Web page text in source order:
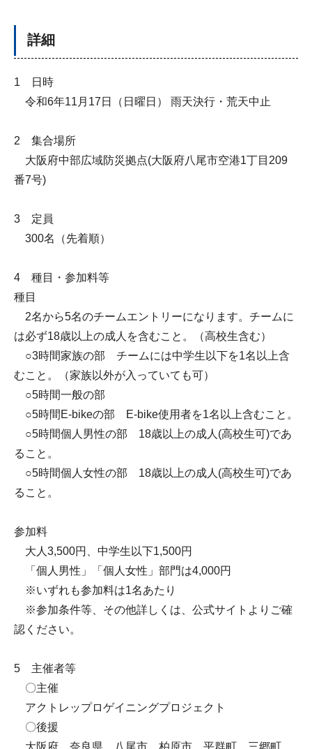
詳細
1 日時
令和6年11月17日（日曜日） 雨天決行・荒天中止
2 集合場所
大阪府中部広域防災拠点(大阪府八尾市空港1丁目209
番7号)
3 定員
300名（先着順）
4 種目・参加料等
種目
2名から5名のチームエントリーになります。チームに
は必ず18歳以上の成人を含むこと。（高校生含む）
○3時間家族の部 チームには中学生以下を1名以上含
むこと。（家族以外が入っていても可）
○5時間一般の部
○5時間E-bikeの部 E-bike使用者を1名以上含むこと。
○5時間個人男性の部 18歳以上の成人(高校生可)であ
ること。
○5時間個人女性の部 18歳以上の成人(高校生可)であ
ること。
参加料
大人3,500円、中学生以下1,500円
「個人男性」「個人女性」部門は4,000円
※いずれも参加料は1名あたり
※参加条件等、その他詳しくは、公式サイトよりご確
認ください。
5 主催者等
〇主催
アクトレップロゲイニングプロジェクト
〇後援
大阪府、奈良県、八尾市、柏原市、平群町、三郷町、